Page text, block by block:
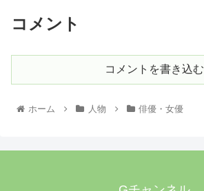
コメント
コメントを書き込む
ホーム 人物 俳優・女優